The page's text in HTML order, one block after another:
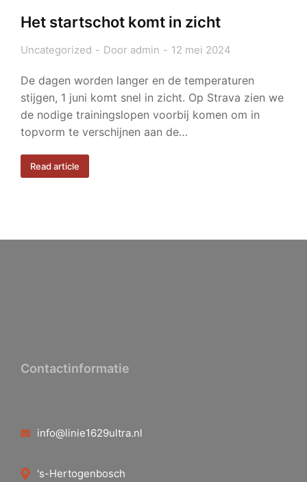
Het startschot komt in zicht
Uncategorized Door admin 12 mei 2024
De dagen worden langer en de temperaturen
stijgen, 1 juni komt snel in zicht. Op Strava zien we
de nodige trainingslopen voorbij komen om in
topvorm te verschijnen aan de…
Read article
Contactinformatie
info@linie1629ultra.nl
's-Hertogenbosch